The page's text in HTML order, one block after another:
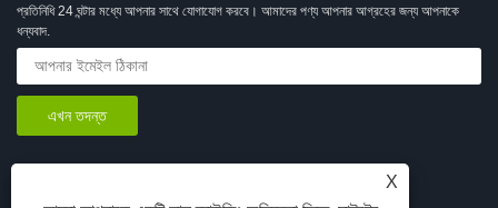
প্রতিনিধি 24 ঘন্টার মধ্যে আপনার সাথে যোগাযোগ করবে। আমাদের পণ্য আপনার আগ্রহের জন্য আপনাকে
ধন্যবাদ.
X